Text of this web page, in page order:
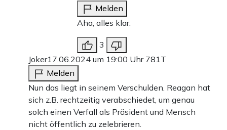
Melden
Aha, alles klar.
3
Joker17.06.2024 um 19:00 Uhr 781T
Melden
Nun das liegt in seinem Verschulden. Reagan hat
sich z.B. rechtzeitig verabschiedet, um genau
solch einen Verfall als Präsident und Mensch
nicht öffentlich zu zelebrieren.